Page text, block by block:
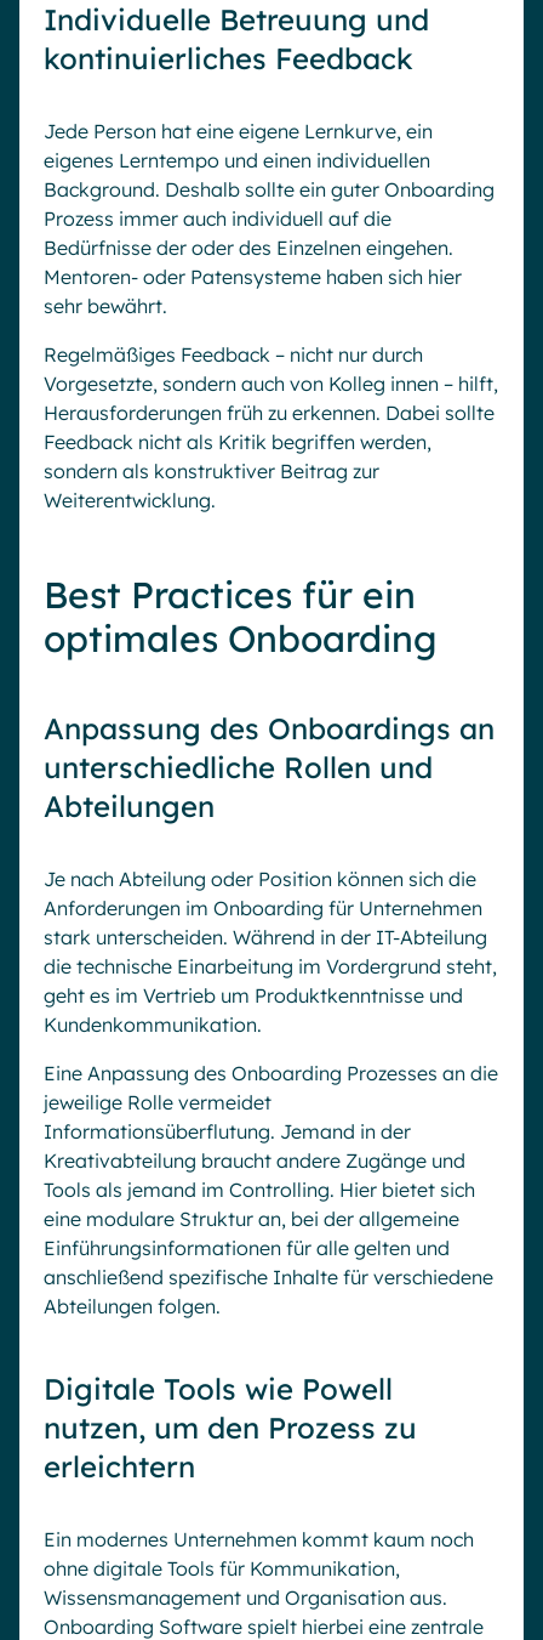
Individuelle Betreuung und
kontinuierliches Feedback
Jede Person hat eine eigene Lernkurve, ein
eigenes Lerntempo und einen individuellen
Background. Deshalb sollte ein guter Onboarding
Prozess immer auch individuell auf die
Bedürfnisse der oder des Einzelnen eingehen.
Mentoren- oder Patensysteme haben sich hier
sehr bewährt.
Regelmäßiges Feedback – nicht nur durch
Vorgesetzte, sondern auch von Kolleg innen – hilft,
Herausforderungen früh zu erkennen. Dabei sollte
Feedback nicht als Kritik begriffen werden,
sondern als konstruktiver Beitrag zur
Weiterentwicklung.
Best Practices für ein
optimales Onboarding
Anpassung des Onboardings an
unterschiedliche Rollen und
Abteilungen
Je nach Abteilung oder Position können sich die
Anforderungen im Onboarding für Unternehmen
stark unterscheiden. Während in der IT-Abteilung
die technische Einarbeitung im Vordergrund steht,
geht es im Vertrieb um Produktkenntnisse und
Kundenkommunikation.
Eine Anpassung des Onboarding Prozesses an die
jeweilige Rolle vermeidet
Informationsüberflutung. Jemand in der
Kreativabteilung braucht andere Zugänge und
Tools als jemand im Controlling. Hier bietet sich
eine modulare Struktur an, bei der allgemeine
Einführungsinformationen für alle gelten und
anschließend spezifische Inhalte für verschiedene
Abteilungen folgen.
Digitale Tools wie Powell
nutzen, um den Prozess zu
erleichtern
Ein modernes Unternehmen kommt kaum noch
ohne digitale Tools für Kommunikation,
Wissensmanagement und Organisation aus.
Onboarding Software spielt hierbei eine zentrale